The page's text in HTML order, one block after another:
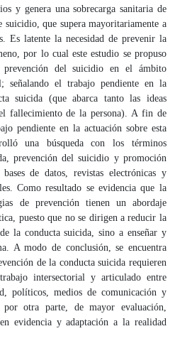
y genera una sobrecarga sanitaria de
suicidio, que supera mayoritariamente a
Es latente la necesidad de prevenir la
por lo cual este estudio se propuso
prevención del suicidio en el ámbito
señalando el trabajo pendiente en la
suicida (que abarca tanto las ideas
fallecimiento de la persona). A fin de
pendiente en la actuación sobre esta
una búsqueda con los términos
prevención del suicidio y promoción
de datos, revistas electrónicas y
Como resultado se evidencia que la
de prevención tienen un abordaje
puesto que no se dirigen a reducir la
la conducta suicida, sino a enseñar y
A modo de conclusión, se encuentra
de la conducta suicida requieren
intersectorial y articulado entre
políticos, medios de comunicación y
por otra parte, de mayor evaluación,
evidencia y adaptación a la realidad